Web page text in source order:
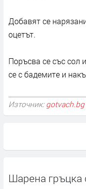
Добавят се
оцетът.
Поръсва се със сол
се с бадемите и
Източник: gotvach.bg
Шарена гръцка